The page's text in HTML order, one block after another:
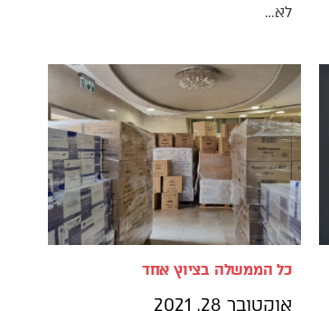
לא…
כל הממשלה בציוץ אחד
אוקטובר 28, 2021